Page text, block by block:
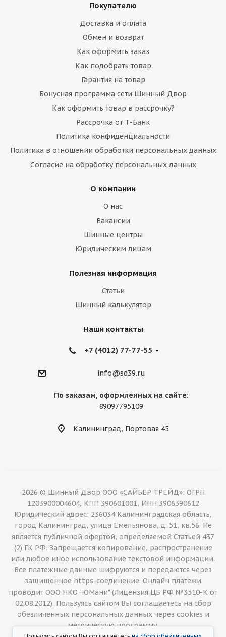
Покупателю
Доставка и оплата
Обмен и возврат
Как оформить заказ
Как подобрать товар
Гарантия на товар
Бонусная программа сети Шинный Двор
Как оформить товар в рассрочку?
Рассрочка от Т-Банк
Политика конфиденциальности
Политика в отношении обработки персональных данных
Согласие на обработку персональных данных
О компании
О нас
Вакансии
Шинные центры
Юридическим лицам
Полезная информация
Статьи
Шинный калькулятор
Наши контакты
+7 (4012) 77-77-55
info@sd39.ru
По заказам, оформленных на сайте:
89097795109
Калининград, Портовая 45
2026 © Шинный Двор ООО «САЙБЕР ТРЕЙД»: ОГРН
1203900004604, КПП 390601001, ИНН 3906390612
Юридический адрес: 236034 Калининградская область,
город Калининград, улица Емельянова, д. 51, кв.56. Не
является публичной офертой, определяемой Статьей 437
(2) ГК РФ. Запрещается копирование, распространение
или любое иное использование текстовой информации.
Все платежные данные шифруются и передаются через
защищенное https-соединение. Онлайн платежи
проводит ООО НКО "ЮМани" (Лицензия ЦБ РФ №3510-К от
02.08.2012). Пользуясь сайтом Вы соглашаетесь на сбор
обезличенных персональных данных через cookies и
метрическую программу.